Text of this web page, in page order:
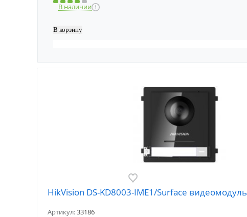
В наличии
HikVision DS-KD8003-IME1/Surface видеомодуль
Артикул:33186